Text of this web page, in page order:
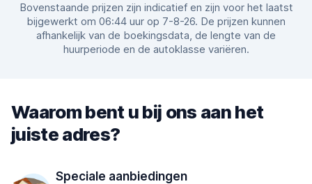
Bovenstaande prijzen zijn indicatief en zijn voor het laatst
bijgewerkt om 06:44 uur op 7-8-26. De prijzen kunnen
afhankelijk van de boekingsdata, de lengte van de
huurperiode en de autoklasse variëren.
Waarom bent u bij ons aan het
juiste adres?
Speciale aanbiedingen